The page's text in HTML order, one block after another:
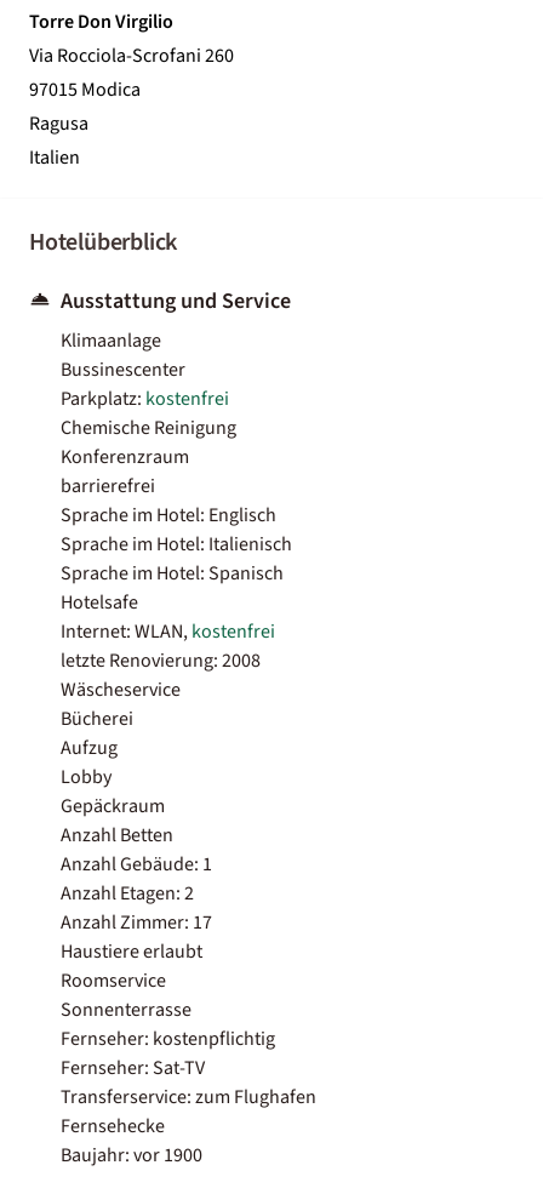
Torre Don Virgilio
Via Rocciola-Scrofani 260
97015 Modica
Ragusa
Italien
Hotelüberblick
Ausstattung und Service
Klimaanlage
Bussinescenter
Parkplatz: kostenfrei
Chemische Reinigung
Konferenzraum
barrierefrei
Sprache im Hotel: Englisch
Sprache im Hotel: Italienisch
Sprache im Hotel: Spanisch
Hotelsafe
Internet: WLAN,kostenfrei
letzte Renovierung: 2008
Wäscheservice
Bücherei
Aufzug
Lobby
Gepäckraum
Anzahl Betten
Anzahl Gebäude: 1
Anzahl Etagen: 2
Anzahl Zimmer: 17
Haustiere erlaubt
Roomservice
Sonnenterrasse
Fernseher: kostenpflichtig
Fernseher: Sat-TV
Transferservice: zum Flughafen
Fernsehecke
Baujahr: vor 1900